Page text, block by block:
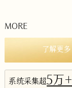
MORE
了解更多
系统采集超5万+